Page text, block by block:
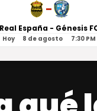
-
Real España - Génesis
Hoy 8 de agosto 7:30 PM